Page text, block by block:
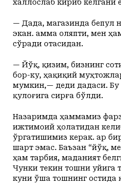
халлослаб кириб келгани
— Дада, магазинда бепул
экан. Ҳамма оляпти, мен
сўради отасидан.
— Йўқ, қизим, бизнинг
бор-ку, ҳақиқий
мумкин,— деди дадаси. Бу
қулоғига сирға бўлди.
Назаримда ҳаммамиз
ижтимоий ҳолатидан
ўргатишимиз керак. Ҳар
шарт эмас. Баъзан “йўқ,
ҳам тарбия, маданият
Чунки текин тошни уйига
куни ўша тошнинг остида